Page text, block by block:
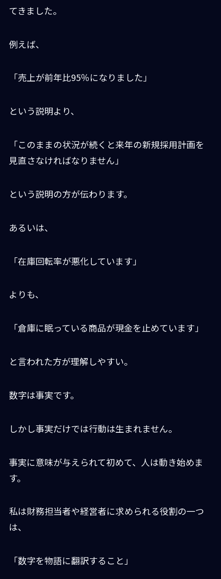
てきました。
例えば、
「売上が前年比95％になりました」
という説明より、
「このままの状況が続くと来年の新規採用計画を
見直さなければなりません」
という説明の方が伝わります。
あるいは、
「在庫回転率が悪化しています」
よりも、
「倉庫に眠っている商品が現金を止めています」
と言われた方が理解しやすい。
数字は事実です。
しかし事実だけでは行動は生まれません。
事実に意味が与えられて初めて、人は動き始めま
す。
私は財務担当者や経営者に求められる役割の一つ
は、
「数字を物語に翻訳すること」